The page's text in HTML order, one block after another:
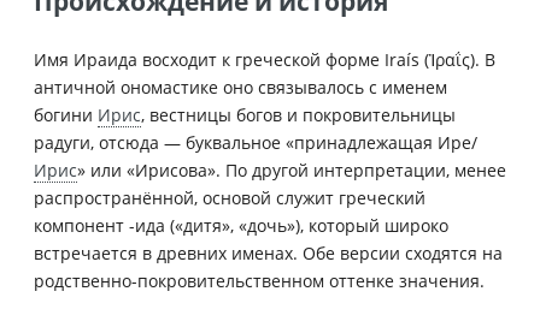
Имя Ираида восходит к греческой форме Iraís (Ἰραΐς). В
античной ономастике оно связывалось с именем
богини Ирис, вестницы богов и покровительницы
радуги, отсюда — буквальное «принадлежащая Ире/
Ирис» или «Ирисова». По другой интерпретации, менее
распространённой, основой служит греческий
компонент -ида («дитя», «дочь»), который широко
встречается в древних именах. Обе версии сходятся на
родственно-покровительственном оттенке значения.